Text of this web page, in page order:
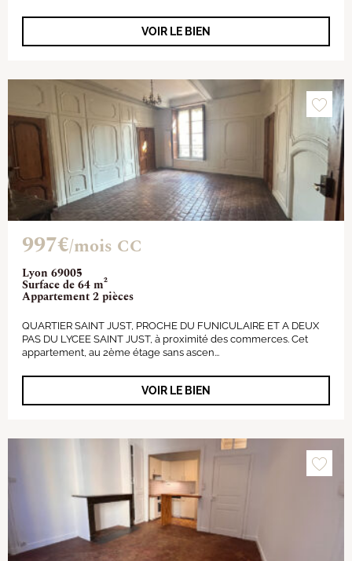
VOIR LE BIEN
Lyon 69005
Surface de 64 m²
Appartement 2 pièces
997€/mois CC
QUARTIER SAINT JUST, PROCHE DU FUNICULAIRE ET A DEUX
PAS DU LYCEE SAINT JUST, à proximité des commerces. Cet
appartement, au 2ème étage sans ascen...
VOIR LE BIEN